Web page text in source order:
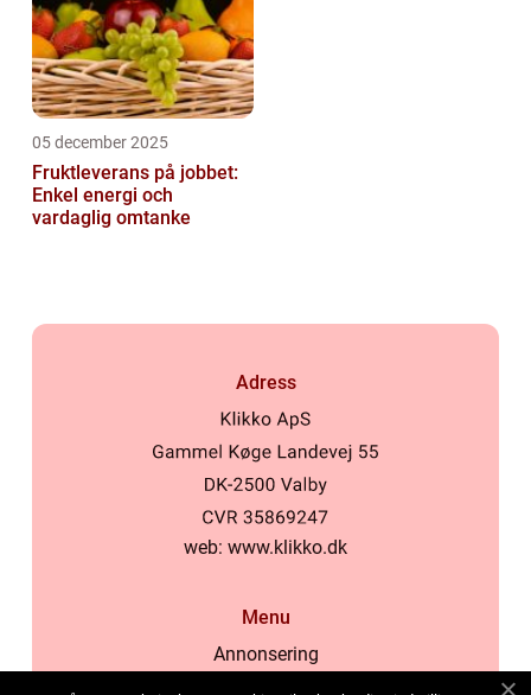
05 december 2025
Fruktleverans på jobbet:
Enkel energi och
vardaglig omtanke
Adress
web: www.klikko.dk
Menu
Annonsering